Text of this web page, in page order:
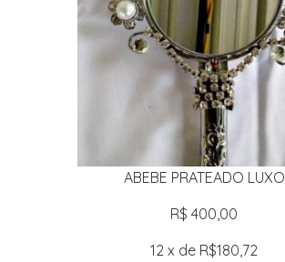
ABEBE PRATEADO LUXO
R$ 400,00
12 x de R$180,72